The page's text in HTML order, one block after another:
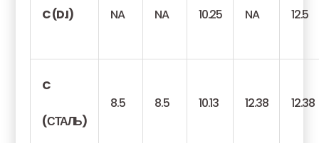
C (D.I) NA NA 10.25 NA 12.5
C
(СТАЛЬ)
8.5 8.5 10.13 12.38 12.38